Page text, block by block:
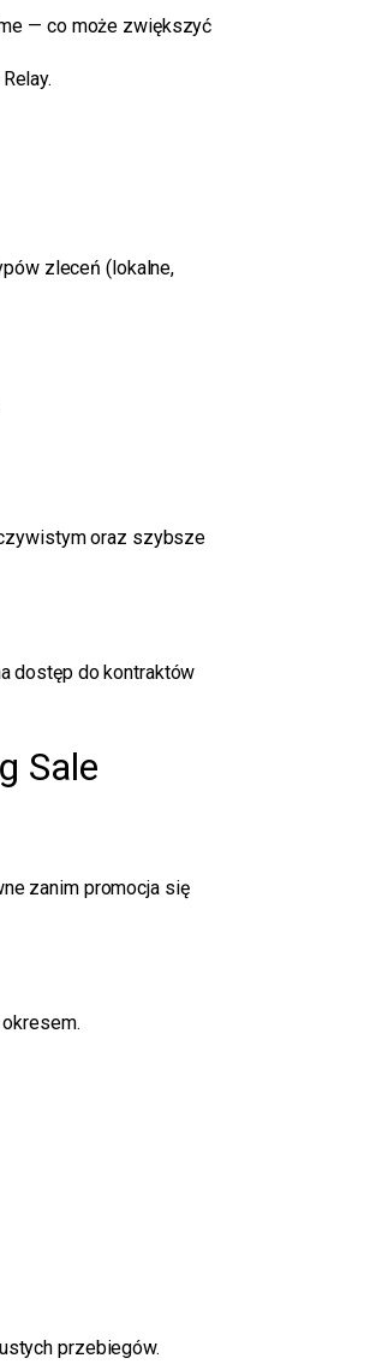
— co może zwiększyć
zleceń (lokalne,
oraz szybsze
dostęp do kontraktów
Sale
zanim promocja się
przebiegów.